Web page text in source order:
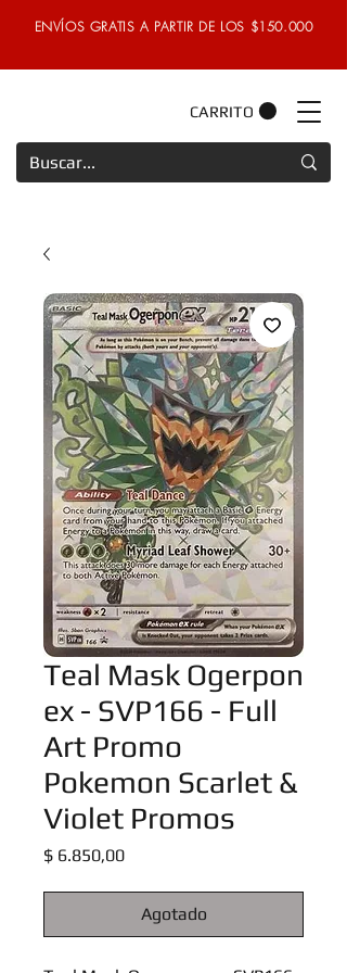
ENVÍOS GRATIS A PARTIR DE LOS $150.000
CARRITO
Teal Mask Ogerpon
ex - SVP166 - Full
Art Promo
Pokemon Scarlet &
Violet Promos
$ 6.850,00Precio
Agotado